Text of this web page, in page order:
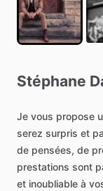
Stéphane
Je vous propose
serez surpris et
de pensées, de
prestations sont
et inoubliable à